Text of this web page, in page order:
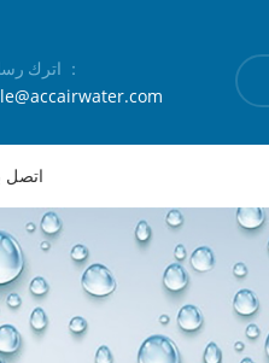
اترك رسالة ：
اتصل